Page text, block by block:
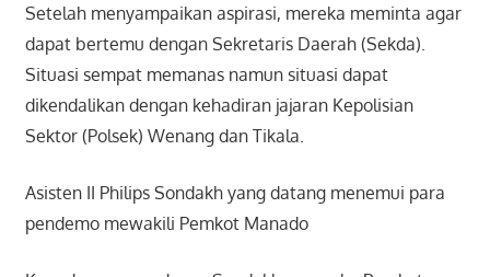
Setelah menyampaikan aspirasi, mereka meminta agar
dapat bertemu dengan Sekretaris Daerah (Sekda).
Situasi sempat memanas namun situasi dapat
dikendalikan dengan kehadiran jajaran Kepolisian
Sektor (Polsek) Wenang dan Tikala.
Asisten II Philips Sondakh yang datang menemui para
pendemo mewakili Pemkot Manado